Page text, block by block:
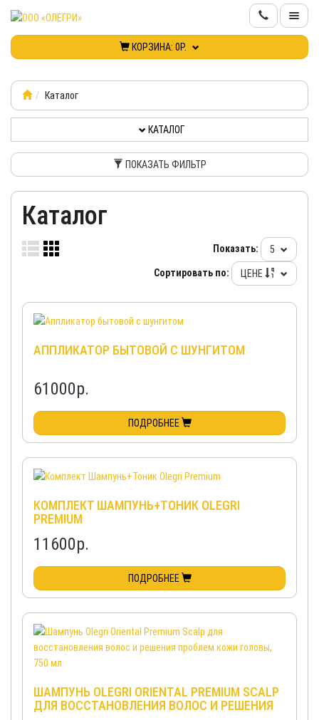
КОРЗИНА: 0Р.
КАТАЛОГ
ИНФОРМАЦИЯ
КАБИНЕТ
Каталог
КАТАЛОГ
ПОКАЗАТЬ ФИЛЬТР
Каталог
Показать: 5
Сортировать по: ЦЕНЕ
АППЛИКАТОР БЫТОВОЙ С ШУНГИТОМ
61000р.
ПОДРОБНЕЕ
КОМПЛЕКТ ШАМПУНЬ+ТОНИК OLEGRI
PREMIUM
11600р.
ПОДРОБНЕЕ
ШАМПУНЬ OLEGRI ORIENTAL PREMIUM SCALP
ДЛЯ ВОССТАНОВЛЕНИЯ ВОЛОС И РЕШЕНИЯ